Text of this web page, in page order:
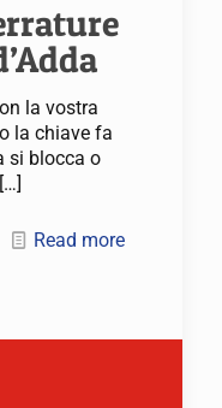
la vostra
la chiave fa
si blocca o
Read more